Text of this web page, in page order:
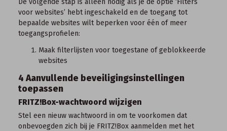
De volgende stap is alleen nodig als je de optie ‘Filters
voor websites’ hebt ingeschakeld en de toegang tot
bepaalde websites wilt beperken voor één of meer
toegangsprofielen:
Maak filterlijsten voor toegestane of geblokkeerde
websites
4 Aanvullende beveiligingsinstellingen
toepassen
FRITZ!Box-wachtwoord wijzigen
Stel een nieuw wachtwoord in om te voorkomen dat
onbevoegden zich bij je FRITZ!Box aanmelden met het